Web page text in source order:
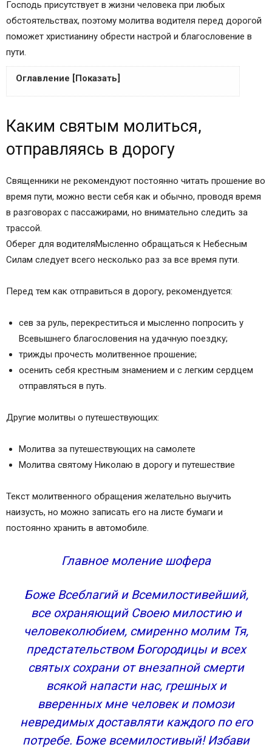
Господь присутствует в жизни человека при любых
обстоятельствах, поэтому молитва водителя перед дорогой
поможет христианину обрести настрой и благословение в
пути.
Оглавление [Показать]
Место расположения автоикон
Православная молитва водителя на автомобиле
Каким святым молиться, отправляясь в дорогу
Место расположения автоикон
Заповеди для водителей
автомобиля
Молитва в дорогу
Молитва к Святым о благополучии в пути
работа связанна с дорогой
Молитва водителя
Молитва для начинающих водителей
Молитва отправляющегося в дорогу на
Молитва для водителя машины от Ванги
Православные молитвы путешествующих
собирающегося в дальнюю дорогу
Молитва Николаю Чудотворцу о благополучии
в пути по суше и по морю
водам Варлааму Керетскому
путешествие на самолете
Молитва, оберегающая в дороге родных
Молитва матери о детях (о сыне, о дочери)
Молитва-оберег за любимого мужа от жены
Молитва Николаю Чудотворцу на хорошую
Молитва Ангелу-хранителю перед дорогой
Молитва архангелу Михаилу о защите в дороге
Молитва Господу Богу в дорогу
Молитва Матроне Московской о защите в пути
Каким святым молиться,
отправляясь в дорогу
Священники не рекомендуют постоянно читать прошение во
время пути, можно вести себя как и обычно, проводя время
в разговорах с пассажирами, но внимательно следить за
трассой.
Оберег для водителяМысленно обращаться к Небесным
Силам следует всего несколько раз за все время пути.
Перед тем как отправиться в дорогу, рекомендуется:
сев за руль, перекреститься и мысленно попросить у
Всевышнего благословения на удачную поездку;
трижды прочесть молитвенное прошение;
осенить себя крестным знамением и с легким сердцем
отправляться в путь.
Другие молитвы о путешествующих:
Молитва за путешествующих на самолете
Молитва святому Николаю в дорогу и путешествие
Текст молитвенного обращения желательно выучить
наизусть, но можно записать его на листе бумаги и
постоянно хранить в автомобиле.
Главное моление шофера
Боже Всеблагий и Всемилостивейший,
все охраняющий Своею милостию и
человеколюбием, смиренно молим Тя,
предстательством Богородицы и всех
святых сохрани от внезапной смерти
всякой напасти нас, грешных и
вверенных мне человек и помози
невредимых доставляти каждого по его
потребе. Боже всемилостивый! Избави